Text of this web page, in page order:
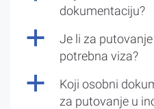
dokumentaciju?
a
Je li za
potrebna viza?
a
Koji osobni
za putovanje u